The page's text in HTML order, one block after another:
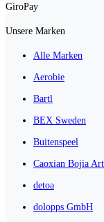
GiroPay
Unsere Marken
Alle Marken
Aerobie
Bartl
BEX Sweden
Buitenspeel
Caoxian Bojia
detoa
dolopps GmbH